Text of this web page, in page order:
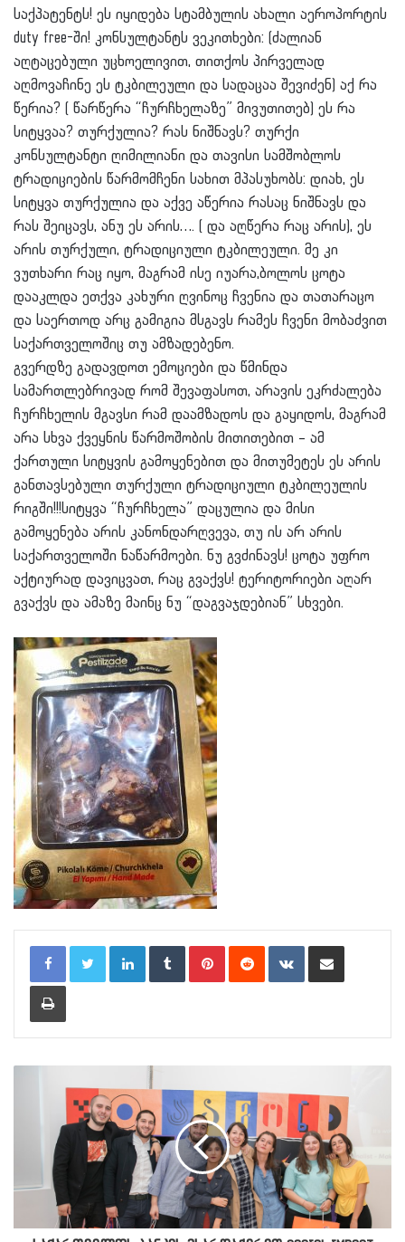
საქპატენტს! ეს იყიდება სტამბულის ახალი აეროპორტის
duty free-ში! კონსულტანტს ვეკითხები: (ძალიან
აღტაცებული უცხოელივით, თითქოს პირველად
აღმოვაჩინე ეს ტკბილეული და სადაცაა შევიძენ) აქ რა
წერია? ( წარწერა “ჩურჩხელაზე” მივუთითებ) ეს რა
სიტყვაა? თურქულია? რას ნიშნავს? თურქი
კონსულტანტი ღიმილიანი და თავისი სამშობლოს
ტრადიციების წარმომჩენი სახით მპასუხობს: დიახ, ეს
სიტყვა თურქულია და აქვე აწერია რასაც ნიშნავს და
რას შეიცავს, ანუ ეს არის…. ( და აღწერა რაც არის), ეს
არის თურქული, ტრადიციული ტკბილეული. მე კი
ვუთხარი რაც იყო, მაგრამ ისე იუარა,ბოლოს ცოტა
დააკლდა ეთქვა კახური ღვინოც ჩვენია და თათარაცო
და საერთოდ არც გამიგია მსგავს რამეს ჩვენი მობაძვით
საქართველოშიც თუ ამზადებენო.
გვერდზე გადავდოთ ემოციები და წმინდა
სამართლებრივად რომ შევაფასოთ, არავის ეკრძალება
ჩურჩხელის მგავსი რამ დაამზადოს და გაყიდოს, მაგრამ
არა სხვა ქვეყნის წარმოშობის მითითებით – ამ
ქართული სიტყვის გამოყენებით და მითუმეტეს ეს არის
განთავსებული თურქული ტრადიციული ტკბილეულის
რიგში!!!სიტყვა “ჩურჩხელა” დაცულია და მისი
გამოყენება არის კანონდარღვევა, თუ ის არ არის
საქართველოში ნაწარმოები. ნუ გვძინავს! ცოტა უფრო
აქტიურად დავიცვათ, რაც გვაქვს! ტერიტორიები აღარ
გვაქვს და ამაზე მაინც ნუ “დაგვაჯდებიან” სხვები.
LinkedInTumblr PinterestReddit VKontakteShare via Email
Print